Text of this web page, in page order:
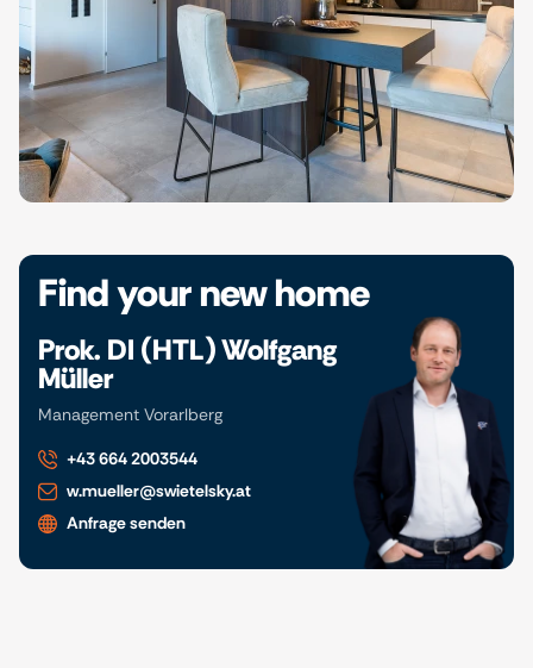
Find your new home
Prok. DI (HTL) Wolfgang
Müller
Management Vorarlberg
+43 664 2003544
w.mueller@swietelsky.at
Anfrage senden